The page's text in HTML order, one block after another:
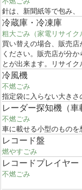
針は、新聞紙等で包み、
冷蔵庫・冷凍庫
粗大ごみ（家電リサイク
買い替えの場合、販売
ください。販売店が分
とが出来ます。リサイク
冷風機
不燃ごみ
指定袋に入らない大きさ
レーダー探知機（車
不燃ごみ
車に載せる小型のものを
レコード盤
燃やすごみ
レコードプレイヤー
不燃ごみ